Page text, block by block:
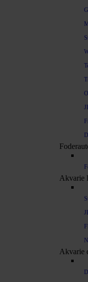
Akvarie
Akvarie